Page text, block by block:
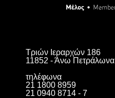
Τριών Ιεραρχών 186
11852 - Άνω Πετράλωνα
τηλέφωνα
21 1800 8959
21 0940 8714 - 7